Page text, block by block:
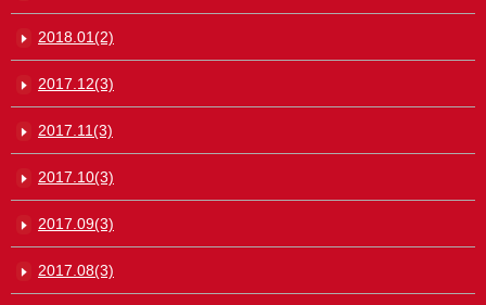
2018.01(2)
2017.12(3)
2017.11(3)
2017.10(3)
2017.09(3)
2017.08(3)